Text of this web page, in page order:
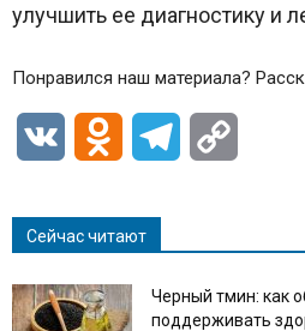
улучшить ее диагностику и
Понравился наш материала?
VK Odnoklassniki
Telegram
Сейчас читают
Черный тмин: как
поддерживать